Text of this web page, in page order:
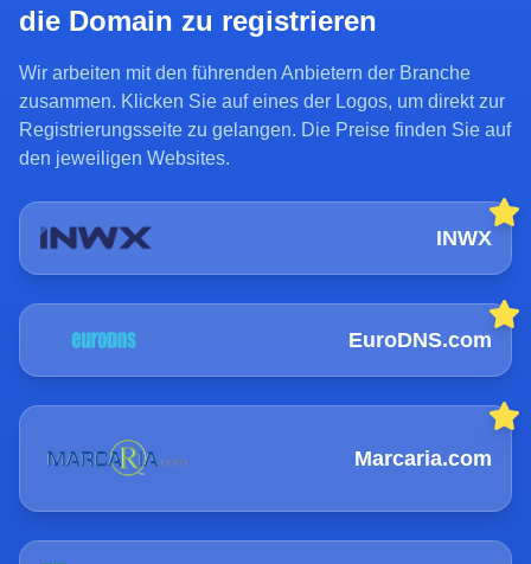
die Domain zu registrieren
Wir arbeiten mit den führenden Anbietern der Branche
zusammen. Klicken Sie auf eines der Logos, um direkt zur
Registrierungsseite zu gelangen. Die Preise finden Sie auf
den jeweiligen Websites.
INWX
EuroDNS.com
Marcaria.com